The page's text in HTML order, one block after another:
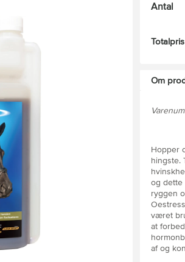
Antal
Totalpris
Om
Hopper
hingste.
og dette
ryggen
været
at
af og